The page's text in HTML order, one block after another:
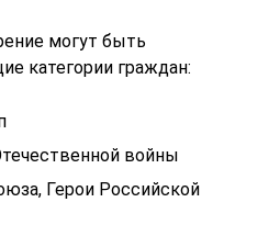
могут быть
категории граждан:
войны
Герои Российской